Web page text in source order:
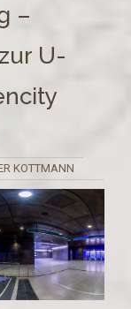
–
U-
KOTTMANN